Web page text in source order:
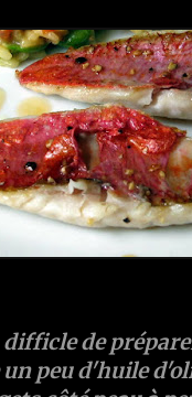
difficle de
peu d'huile